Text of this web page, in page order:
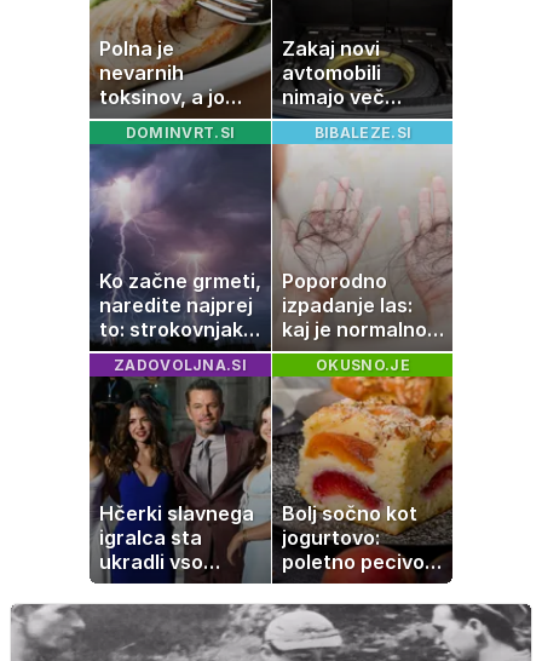
Polna je
nevarnih
toksinov, a jo
imamo vsi radi:
to je najbolj
nezdrava riba, ki
jo mnogi redno
uživajo
Zakaj novi
avtomobili
nimajo več
rezervne gume?
DOMINVRT.SI
Ko začne grmeti,
naredite najprej
to: strokovnjaki
opozarjajo na
pogosto napako
BIBALEZE.SI
Poporodno
izpadanje las:
kaj je normalno
in kako si
pomagati
ZADOVOLJNA.SI
Hčerki slavnega
igralca sta
ukradli vso
pozornost
OKUSNO.JE
Bolj sočno kot
jogurtovo:
poletno pecivo,
ki vedno uspe